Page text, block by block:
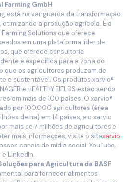
Farming GmbH
está na vanguarda da transformação
a produção agrícola. É a
Solutions que oferece
em uma plataforma líder de
que oferece consultoria
e específica para a zona do
que os agricultores produzam de
e sustentável. Os produtos xarvio®
e HEALTHY FIELDS estão sendo
em mais de 100 países. O xarvio®
por 100.000 agricultores (área
de ha) em 14 países, e o xarvio
mais de 7 milhões de agricultores e
mais informações, visite o sitexarvio
canais de mídia social: YouTube,
LinkedIn.
para Agricultura da BASF
para fornecer alimentos